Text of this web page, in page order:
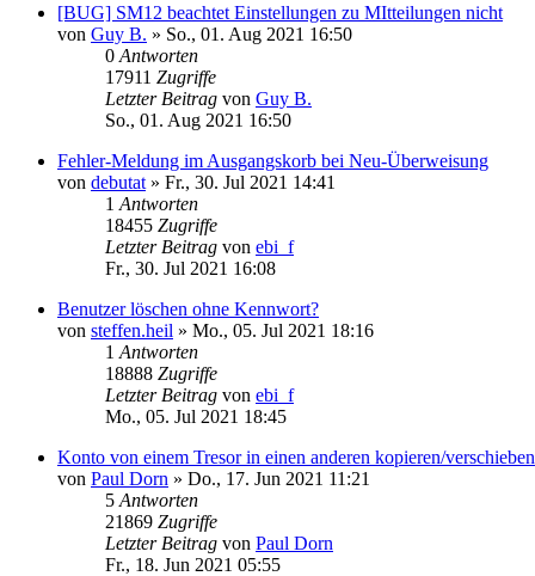
[BUG] SM12 beachtet Einstellungen zu MItteilungen nicht
von Guy B. » So., 01. Aug 2021 16:50
0 Antworten
17911 Zugriffe
Letzter Beitrag von Guy B.
So., 01. Aug 2021 16:50
Fehler-Meldung im Ausgangskorb bei Neu-Überweisung
von debutat » Fr., 30. Jul 2021 14:41
1 Antworten
18455 Zugriffe
Letzter Beitrag von ebi_f
Fr., 30. Jul 2021 16:08
Benutzer löschen ohne Kennwort?
von steffen.heil » Mo., 05. Jul 2021 18:16
1 Antworten
18888 Zugriffe
Letzter Beitrag von ebi_f
Mo., 05. Jul 2021 18:45
Konto von einem Tresor in einen anderen kopieren/verschieben
von Paul Dorn » Do., 17. Jun 2021 11:21
5 Antworten
21869 Zugriffe
Letzter Beitrag von Paul Dorn
Fr., 18. Jun 2021 05:55